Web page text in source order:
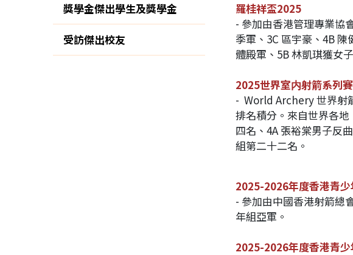
獎學金傑出學生及獎學金
受訪傑出校友
羅桂祥盃2025
- 參加由香港管理專業協
季軍、3C 區宇豪、4B 陳
體殿軍、5B林凱琪獲女
2025世界室内射箭系列
- World Archery 世界射
排名積分。來自世界各
四名、4A張裕棠男子反
組第二十二名。
2025-2026年度香港青
- 參加由中國香港射箭總
年組亞軍。
2025-2026年度香港青